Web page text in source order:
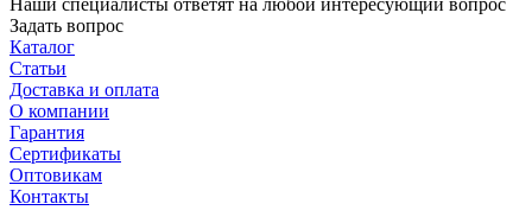
Задать вопрос
Каталог
Статьи
Доставка и оплата
О компании
Гарантия
Сертификаты
Оптовикам
Контакты